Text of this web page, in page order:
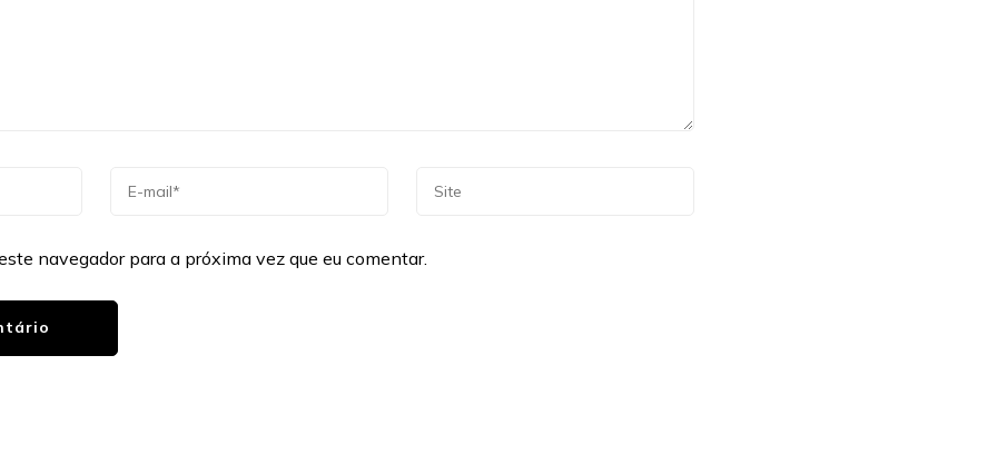
navegador para a próxima vez que eu comentar.